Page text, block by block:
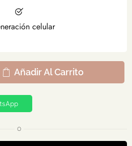
celular
Añadir Al Carrito
O